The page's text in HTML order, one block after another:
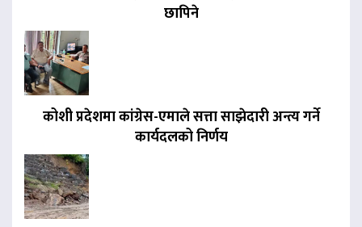
छापिने
कोशी प्रदेशमा कांग्रेस-एमाले सत्ता साझेदारी अन्त्य गर्ने
कार्यदलको निर्णय